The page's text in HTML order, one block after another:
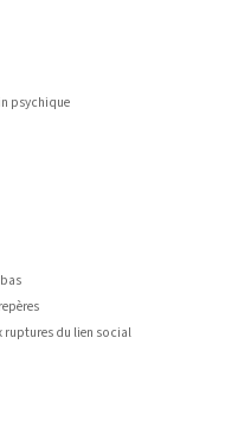
psychique
ruptures du lien social